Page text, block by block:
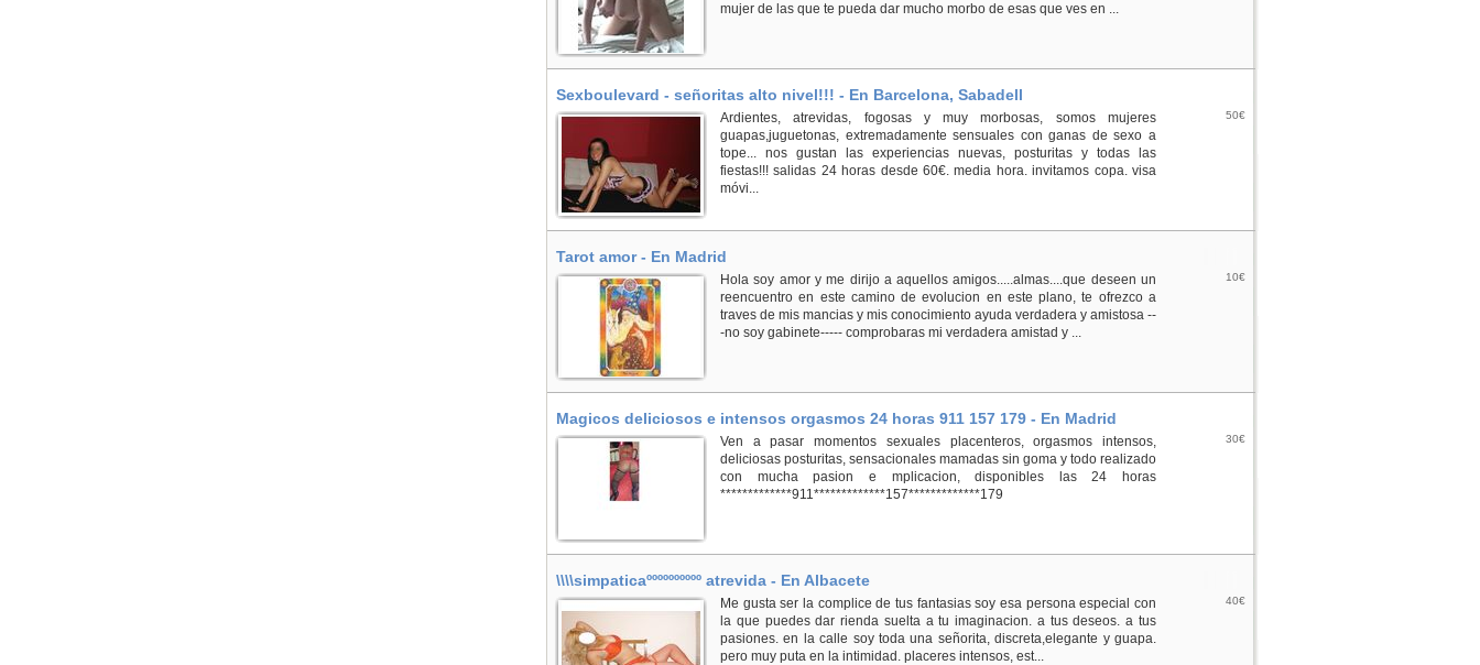
mujer de las que te pueda dar mucho morbo de esas que ves en ...
Sexboulevard - señoritas alto nivel!!! - En Barcelona, Sabadell
Ardientes, atrevidas, fogosas y muy morbosas, somos mujeres
guapas,juguetonas, extremadamente sensuales con ganas de sexo a
tope... nos gustan las experiencias nuevas, posturitas y todas las
fiestas!!! salidas 24 horas desde 60€. media hora. invitamos copa. visa
móvi...
50€
Tarot amor - En Madrid
Hola soy amor y me dirijo a aquellos amigos.....almas....que deseen un
reencuentro en este camino de evolucion en este plano, te ofrezco a
traves de mis mancias y mis conocimiento ayuda verdadera y amistosa --
-no soy gabinete----- comprobaras mi verdadera amistad y ...
10€
Magicos deliciosos e intensos orgasmos 24 horas 911 157 179 - En Madrid
Ven a pasar momentos sexuales placenteros, orgasmos intensos,
deliciosas posturitas, sensacionales mamadas sin goma y todo realizado
con mucha pasion e mplicacion, disponibles las 24 horas
*************911*************157*************179
30€
\\\\simpaticaºººººººººº atrevida - En Albacete
Me gusta ser la complice de tus fantasias soy esa persona especial con
la que puedes dar rienda suelta a tu imaginacion. a tus deseos. a tus
pasiones. en la calle soy toda una señorita, discreta,elegante y guapa.
pero muy puta en la intimidad. placeres intensos, est...
40€